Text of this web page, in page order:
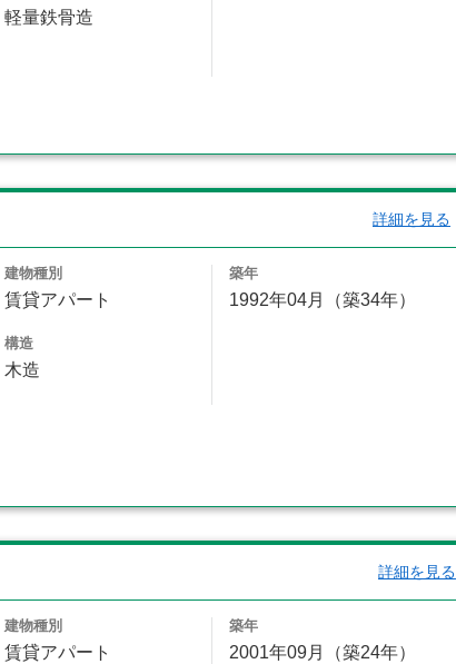
軽量鉄骨造
詳細を見る
建物種別
賃貸アパート
構造
木造
築年
1992年04月（築34年）
詳細を見る
建物種別
賃貸アパート
築年
2001年09月（築24年）